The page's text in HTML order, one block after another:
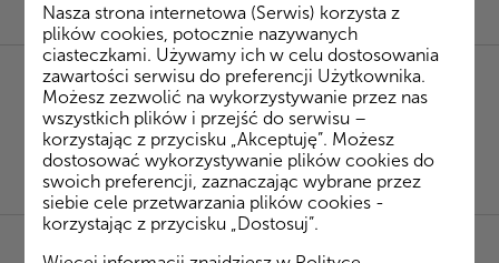
Nasza strona internetowa (Serwis) korzysta z
plików cookies, potocznie nazywanych
ciasteczkami. Używamy ich w celu dostosowania
zawartości serwisu do preferencji Użytkownika.
Możesz zezwolić na wykorzystywanie przez nas
wszystkich plików i przejść do serwisu –
korzystając z przycisku „Akceptuję”. Możesz
dostosować wykorzystywanie plików cookies do
swoich preferencji, zaznaczając wybrane przez
siebie cele przetwarzania plików cookies -
korzystając z przycisku „Dostosuj”.
85 74 15 087|mieszkania@kombinatbud.pl
🌿 Wydłużamy weekend! 5 czerwca nasze biuro
będzie nieczynne – robimy sobie chwilę oddechu i
ładujemy baterie 🤍 Wracamy do Was 8 czerwca
pełni nowej energii i gotowi do działania ✨ Miłego,
spokojnego czasu dla Was i dla nas 🌾